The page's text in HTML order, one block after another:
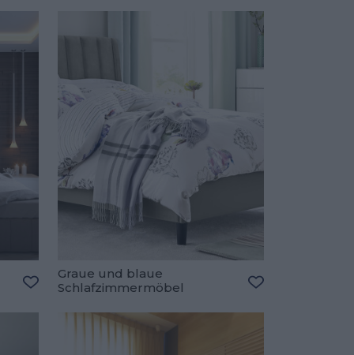
Graue und blaue
Schlafzimmermöbel